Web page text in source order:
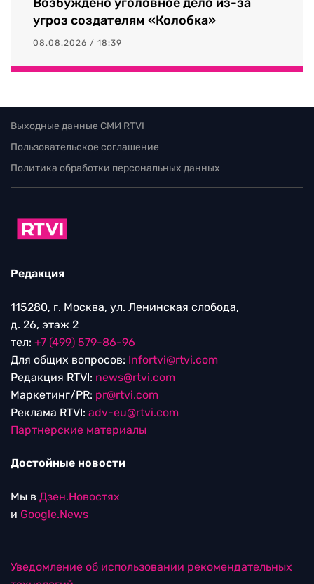
угроз создателям «Колобка»
08.08.2026 / 18:39
Выходные данные СМИ RTVI
Пользовательское соглашение
Политика обработки персональных данных
Редакция
115280, г. Москва, ул. Ленинская слобода,
д. 26, этаж 2
тел: +7 (499) 579-86-96
Для общих вопросов: Infortvi@rtvi.com
Редакция RTVI: news@rtvi.com
Маркетинг/PR: pr@rtvi.com
Реклама RTVI: adv-eu@rtvi.com
Партнерские материалы
Достойные новости
Мы в Дзен.Новостях
и Google.News
Уведомление об использовании рекомендательных